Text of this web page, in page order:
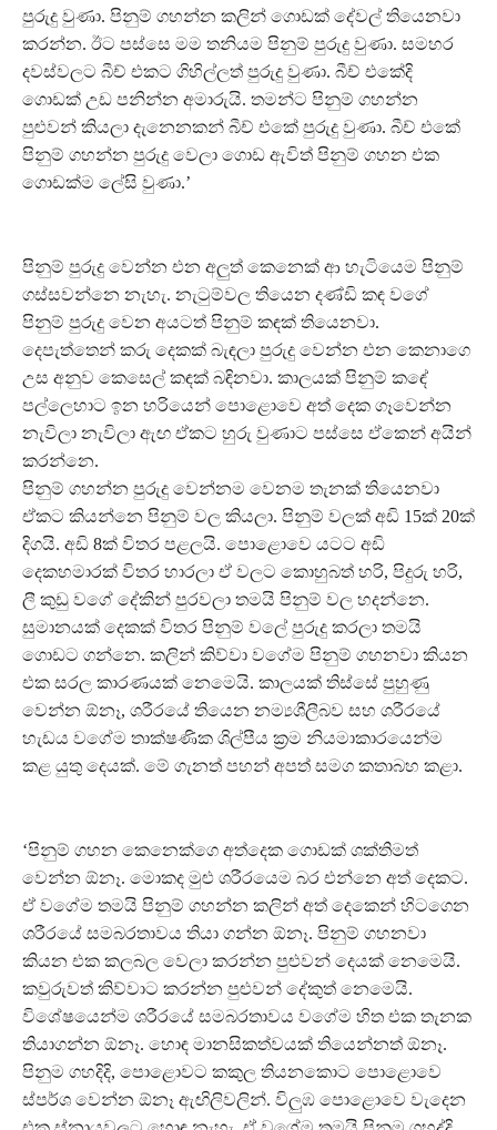
පුරුදු වුණා. පිනුම් ගහන්න කලින් ගොඩක් දේවල් තියෙනවා
කරන්න. ඊට පස්සෙ මම තනියම පිනුම් පුරුදු වුණා. සමහර
දවස්වලට බීච් එකට ගිහිල්ලත් පුරුදු වුණා. බීච් එකේදි
ගොඩක් උඩ පනින්න අමාරුයි. තමන්ට පිනුම් ගහන්න
පුළුවන් කියලා දැනෙනකන් බීච් එකේ පුරුදු වුණා. බීච් එකේ
පිනුම් ගහන්න පුරුදු වෙලා ගොඩ ඇවිත් පිනුම් ගහන එක
ගොඩක්ම ලේසි වුණා.’
පිනුම් පුරුදු වෙන්න එන අලුත් කෙනෙක් ආ හැටියෙම පිනුම්
ගස්සවන්නෙ නැහැ. නැටුම්වල තියෙන දණ්ඩි කඳ වගේ
පිනුම් පුරුදු වෙන අයටත් පිනුම් කඳක් තියෙනවා.
දෙපැත්තෙන් කරු දෙකක් බැඳලා පුරුදු වෙන්න එන කෙනාගෙ
උස අනුව කෙසෙල් කඳක් බඳිනවා. කාලයක් පිනුම් කඳේ
පල්ලෙහාට ඉන හරියෙන් පොළොවෙ අත් දෙක ගෑවෙන්න
නැවිලා නැවිලා ඇඟ ඒකට හුරු වුණාට පස්සෙ ඒකෙන් අයින්
කරන්නෙ.
පිනුම් ගහන්න පුරුදු වෙන්නම වෙනම තැනක් තියෙනවා
ඒකට කියන්නෙ පිනුම් වල කියලා. පිනුම් වලක් අඩි 15ක් 20ක්
දිගයි. අඩි 8ක් විතර පළලයි. පොළොවෙ යටට අඩි
දෙකහමාරක් විතර හාරලා ඒ වලට කොහුබත් හරි, පිදුරු හරි,
ලී කුඩු වගේ දේකින් පුරවලා තමයි පිනුම් වල හදන්නෙ.
සුමානයක් දෙකක් විතර පිනුම් වලේ පුරුදු කරලා තමයි
ගොඩට ගන්නෙ. කලින් කිව්වා වගේම පිනුම් ගහනවා කියන
එක සරල කාරණයක් නෙමෙයි. කාලයක් තිස්සේ පුහුණු
වෙන්න ඕනෑ, ශරීරයේ තියෙන නම්‍යශීලීබව සහ ශරීරයේ
හැඩය වගේම තාක්ෂණික ශිල්පීය ක්‍රම නියමාකාරයෙන්ම
කළ යුතු දෙයක්. මේ ගැනත් පහන් අපත් සමග කතාබහ කළා.
‘පිනුම් ගහන කෙනෙක්ගෙ අත්දෙක ගොඩක් ශක්තිමත්
වෙන්න ඕනෑ. මොකද මුළු ශරීරයෙම බර එන්නෙ අත් දෙකට.
ඒ වගේම තමයි පිනුම් ගහන්න කලින් අත් දෙකෙන් හිටගෙන
ශරීරයේ සමබරතාවය තියා ගන්න ඕනෑ. පිනුම් ගහනවා
කියන එක කලබල වෙලා කරන්න පුළුවන් දෙයක් නෙමෙයි.
කවුරුවත් කිව්වාට කරන්න පුළුවන් දේකුත් නෙමෙයි.
විශේෂයෙන්ම ශරීරයේ සමබරතාවය වගේම හිත එක තැනක
තියාගන්න ඕනෑ. හොඳ මානසිකත්වයක් තියෙන්නත් ඕනෑ.
පිනුම ගහදිදි, පොළොවට කකුල තියනකොට පොළොවෙ
ස්පර්ශ වෙන්න ඕනෑ ඇඟිලිවලින්. විලුඹ පොළොවෙ වැදෙන